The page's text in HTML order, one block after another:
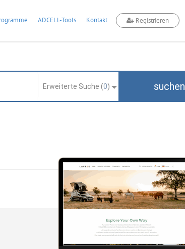
ADCELL-Tools Kontakt Registrieren
Erweiterte Suche (0) suchen